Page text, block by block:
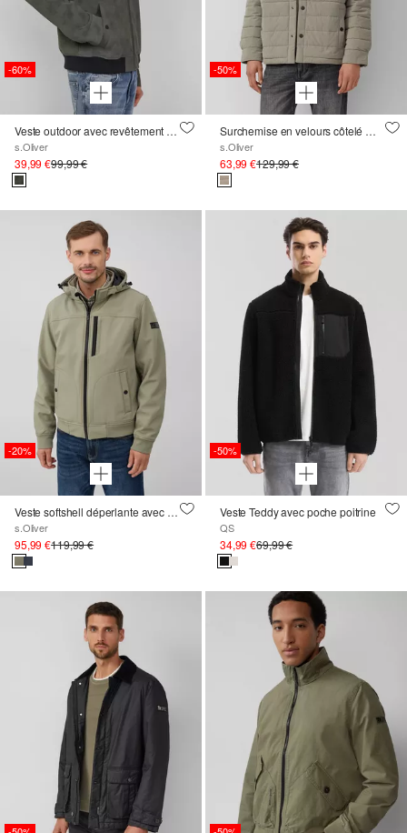
-60%
Veste outdoor avec revêtement et fermeture à glissière en métal
s.Oliver
39,99 €99,99 €
-50%
Surchemise en velours côtelé matelassé avec poches plaquées
s.Oliver
63,99 €129,99 €
-20%
Veste softshell déperlante avec capuche amovible
s.Oliver
95,99 €119,99 €
-50%
Veste Teddy avec poche poitrine
QS
34,99 €69,99 €